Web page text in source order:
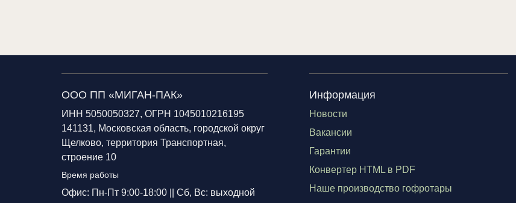
ООО ПП «МИГАН-ПАК»
ИНН 5050050327, ОГРН 1045010216195
141131, Московская область, городской округ
Щелково, территория Транспортная,
строение 10
Время работы
Офис: Пн-Пт 9:00-18:00 || Сб, Вс: выходной
Информация
Новости
Вакансии
Гарантии
Конвертер HTML в PDF
Наше производство гофротары